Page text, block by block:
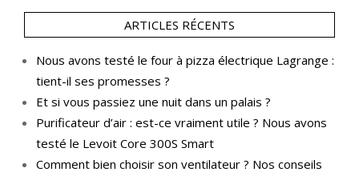
ARTICLES RÉCENTS
Nous avons testé le four à pizza électrique Lagrange :
tient-il ses promesses ?
Et si vous passiez une nuit dans un palais ?
Purificateur d’air : est-ce vraiment utile ? Nous avons
testé le Levoit Core 300S Smart
Comment bien choisir son ventilateur ? Nos conseils